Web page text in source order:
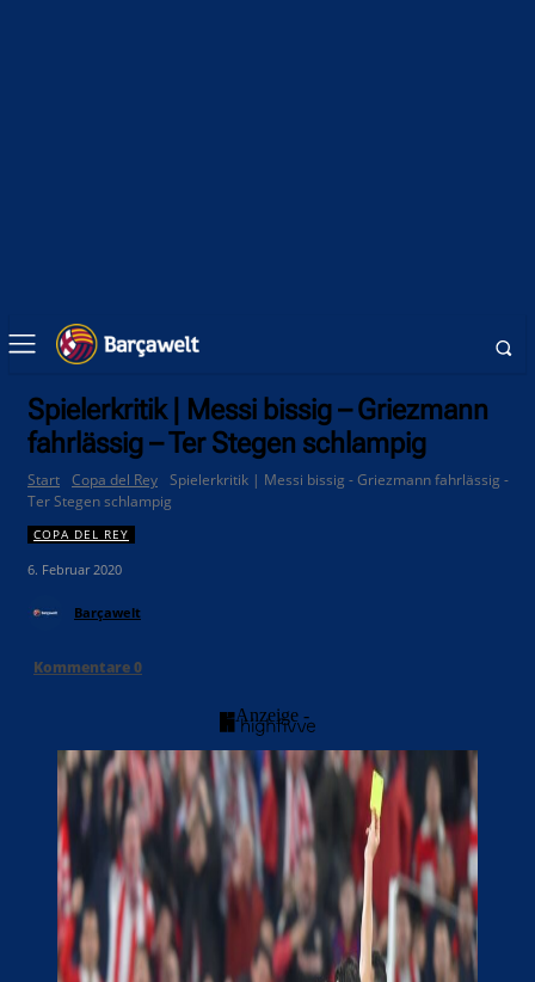
Spielerkritik | Messi bissig – Griezmann
fahrlässig – Ter Stegen schlampig
Start Copa del Rey Spielerkritik | Messi bissig - Griezmann fahrlässig -
Ter Stegen schlampig
COPA DEL REY
6. Februar 2020
Barçawelt
Kommentare0
- Anzeige -